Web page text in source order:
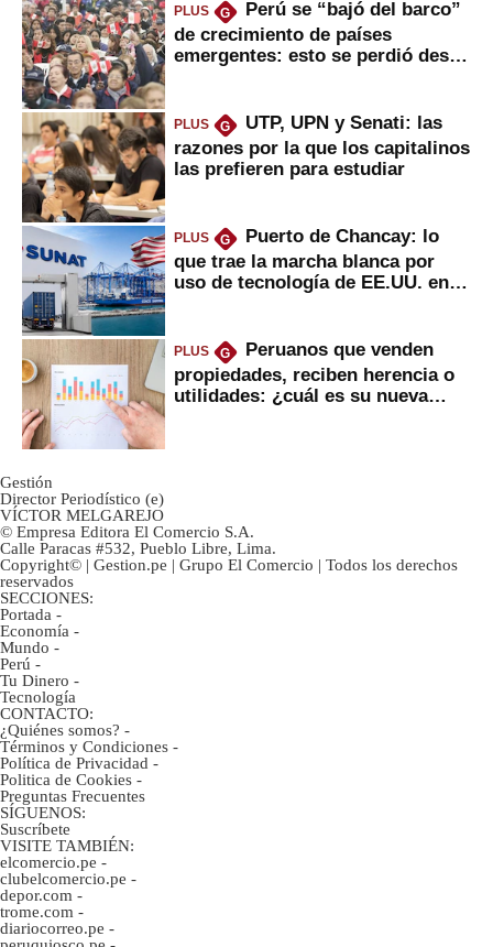
PLUS G
Perú se “bajó del barco”
de crecimiento de países
emergentes: esto se perdió desde
PLUS G
UTP, UPN y Senati: las
razones por la que los capitalinos
las prefieren para estudiar
PLUS G
Puerto de Chancay: lo
que trae la marcha blanca por
uso de tecnología de EE.UU. en
PLUS G
Peruanos que venden
propiedades, reciben herencia o
utilidades: ¿cuál es su nueva
Gestión
Director Periodístico (e)
VÍCTOR MELGAREJO
© Empresa Editora El Comercio S.A.
Calle Paracas #532, Pueblo Libre, Lima.
Copyright© | Gestion.pe | Grupo El Comercio | Todos los derechos
reservados
SECCIONES:
Portada -
Economía -
Mundo -
Perú -
Tu Dinero -
Tecnología
CONTACTO:
¿Quiénes somos? -
Términos y Condiciones -
Política de Privacidad -
Politica de Cookies -
Preguntas Frecuentes
SÍGUENOS:
Suscríbete
VISITE TAMBIÉN:
elcomercio.pe -
clubelcomercio.pe -
depor.com -
trome.com -
diariocorreo.pe -